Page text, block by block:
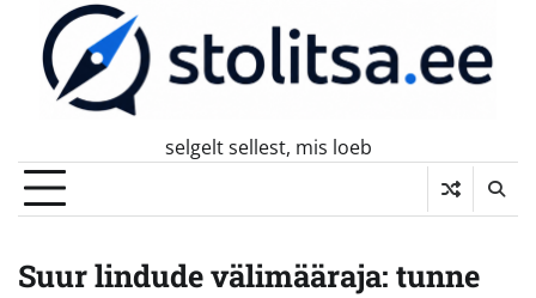
content
selgelt sellest, mis loeb
Suur lindude välimääraja: tunne